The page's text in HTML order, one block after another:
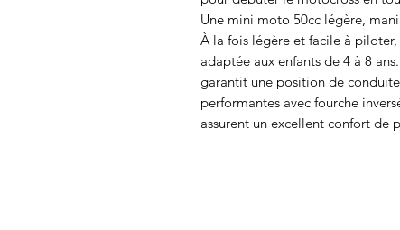
Une mini moto 50cc légère,
À la fois légère et facile à piloter,
adaptée aux enfants de 4 à 8
garantit une position de
performantes avec fourche
assurent un excellent confort de